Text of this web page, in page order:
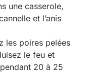
une casserole,
et l’anis
les poires pelées
le feu et
20 à 25